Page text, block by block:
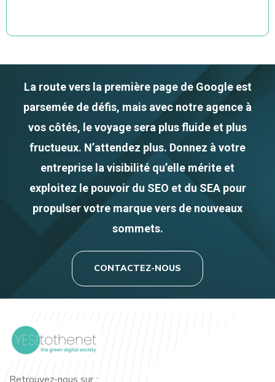
La route vers la première page de Google est
parsemée de défis, mais avec notre agence à
vos côtés, le voyage sera plus fluide et plus
fructueux. N’attendez plus. Donnez à votre
entreprise la visibilité qu’elle mérite et
exploitez le pouvoir du SEO et du SEA pour
propulser votre marque vers de nouveaux
sommets.
CONTACTEZ-NOUS
Retrouvez-nous sur :